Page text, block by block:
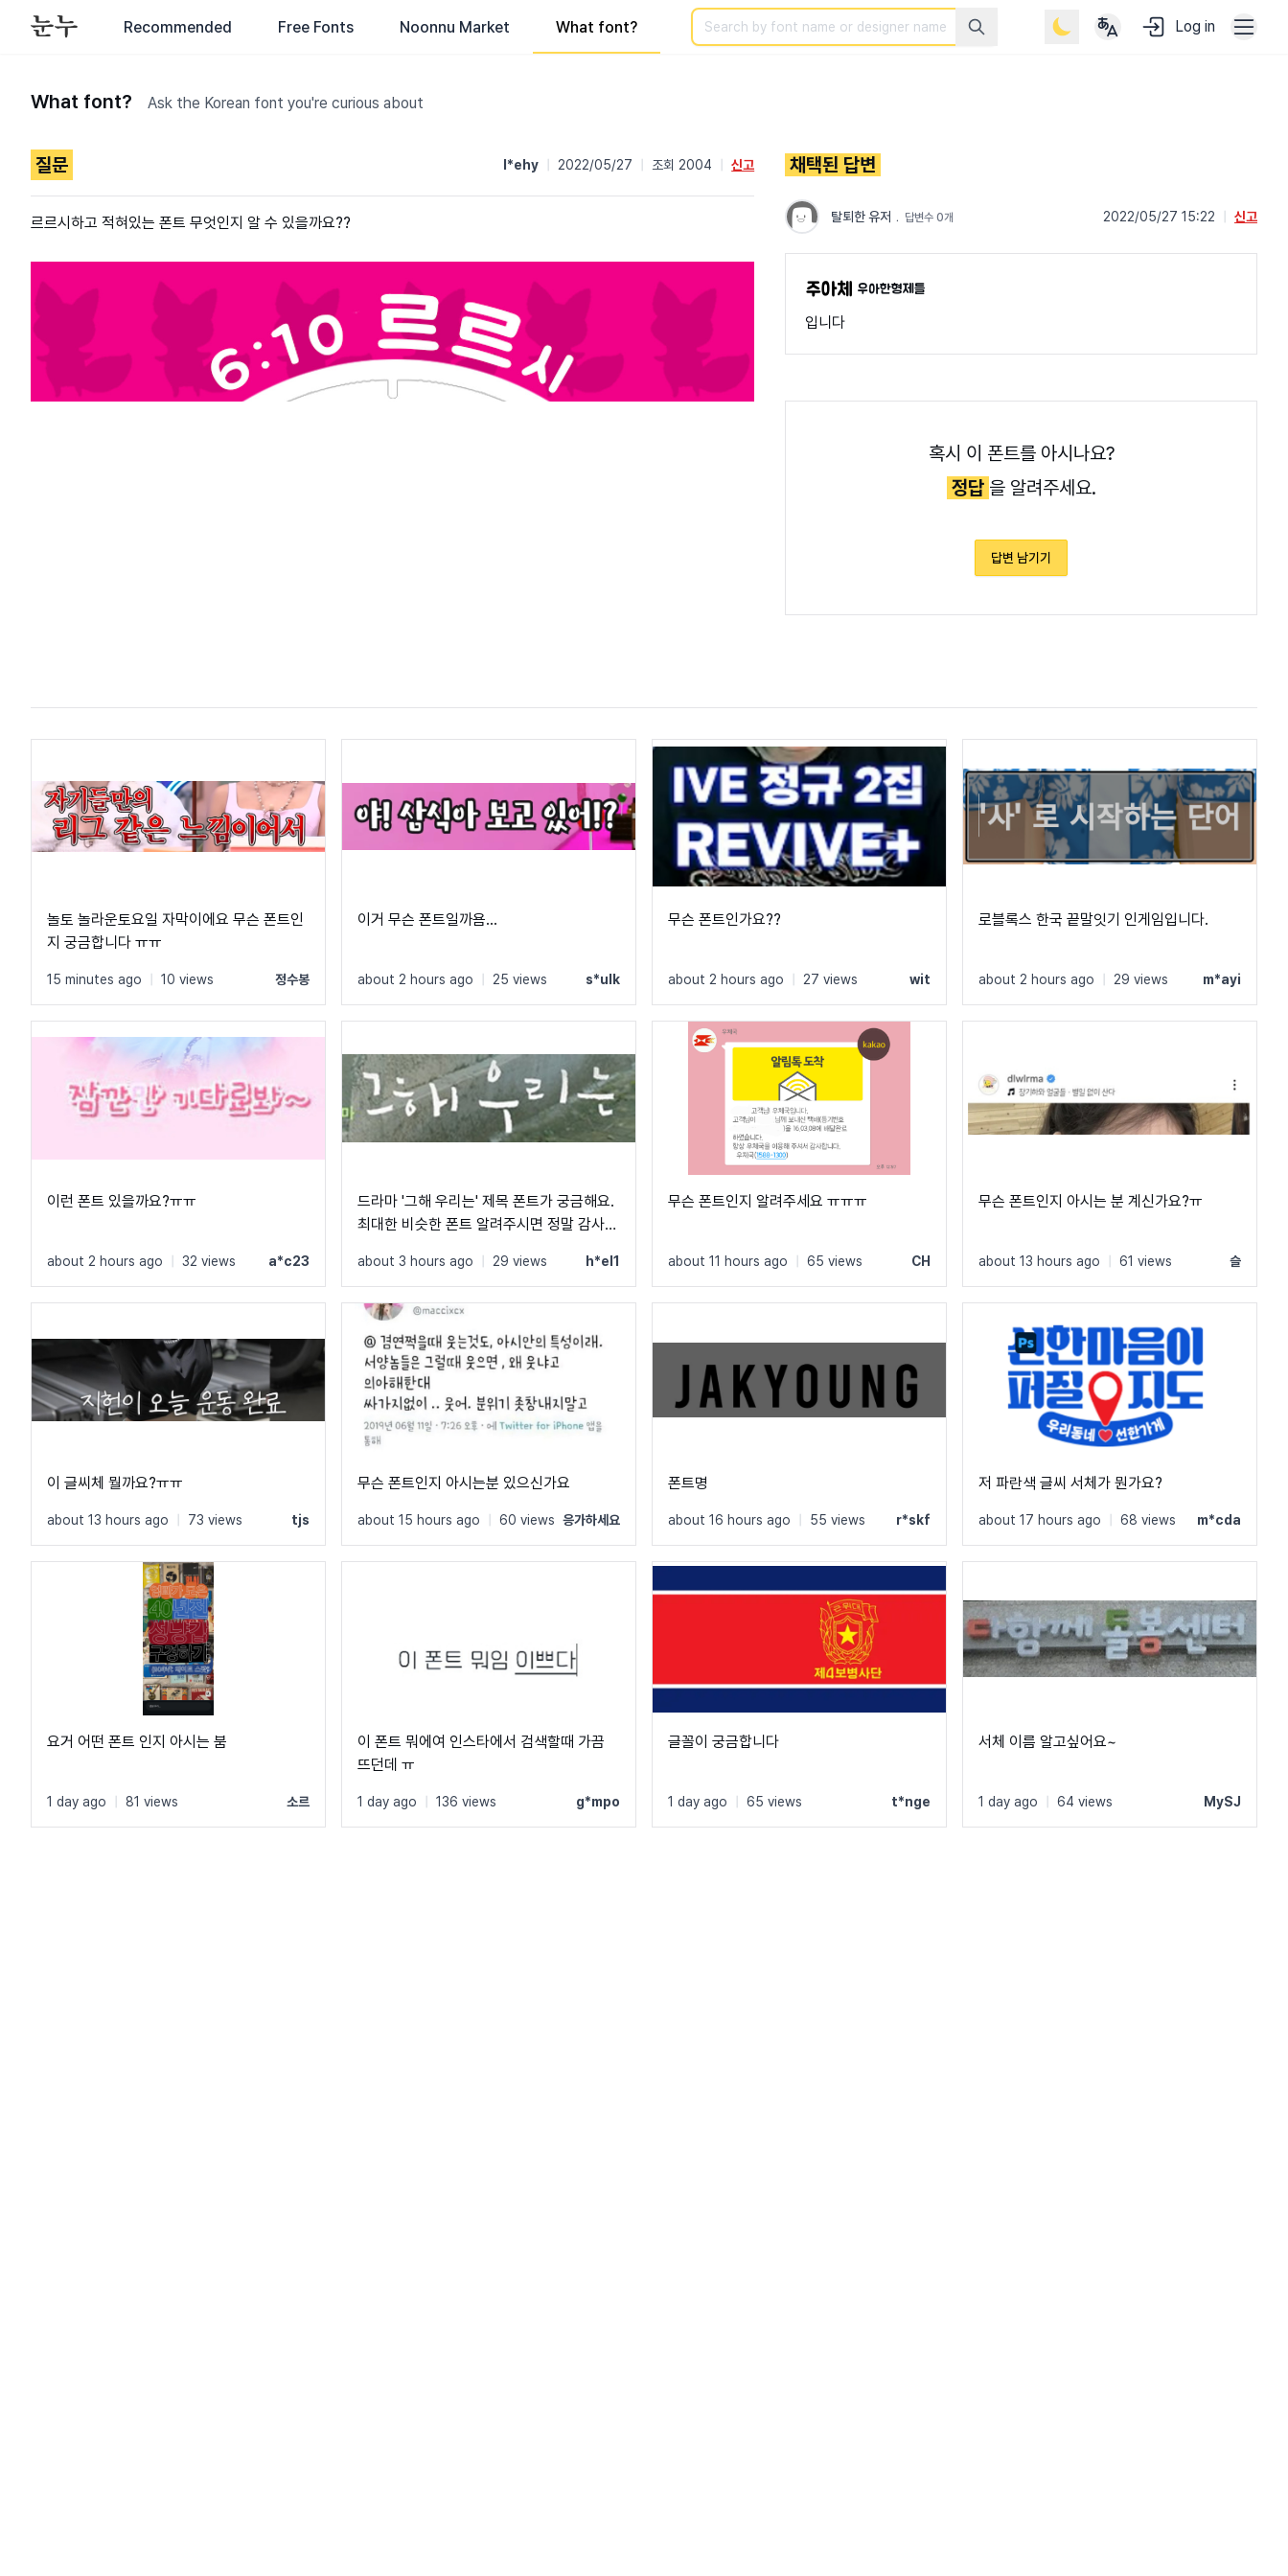
Recommended Free Fonts Noonnu Market What font?
Search Log in
What font? Ask the Korean font you're curious about
질문 l*ehy 2022/05/27 조회 2004 신고
르르시하고 적혀있는 폰트 무엇인지 알 수 있을까요??
채택된 답변
탈퇴한 유저 ﹒ 답변수 0개 2022/05/27 15:22 신고
우아한형제들
입니다
혹시 이 폰트를 아시나요?
정답 을 알려주세요.
답변 남기기
놀토 놀라운토요일 자막이에요 무슨 폰트인
지 궁금합니다 ㅠㅠ
15 minutes ago 10 views 정수봉
이거 무슨 폰트일까욤...
about 2 hours ago 25 views s*ulk
무슨 폰트인가요??
about 2 hours ago 27 views wit
로블록스 한국 끝말잇기 인게임입니다.
about 2 hours ago 29 views m*ayi
이런 폰트 있을까요?ㅠㅠ
about 2 hours ago 32 views a*c23
드라마 '그해 우리는' 제목 폰트가 궁금해요.
최대한 비슷한 폰트 알려주시면 정말 감사하
about 3 hours ago 29 views h*el1
무슨 폰트인지 알려주세요 ㅠㅠㅠ
about 11 hours ago 65 views CH
무슨 폰트인지 아시는 분 계신가요?ㅠ
about 13 hours ago 61 views 슬
이 글씨체 뭘까요?ㅠㅠ
about 13 hours ago 73 views tjs
무슨 폰트인지 아시는분 있으신가요
about 15 hours ago 60 views 응가하세요
폰트명
about 16 hours ago 55 views r*skf
저 파란색 글씨 서체가 뭔가요?
about 17 hours ago 68 views m*cda
요거 어떤 폰트 인지 아시는 붐
1 day ago 81 views 소르
이 폰트 뭐에여 인스타에서 검색할때 가끔
뜨던데 ㅠ
1 day ago 136 views g*mpo
글꼴이 궁금합니다
1 day ago 65 views t*nge
서체 이름 알고싶어요~
1 day ago 64 views MySJ